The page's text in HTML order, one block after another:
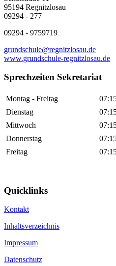
95194 Regnitzlosau
09294 - 277
09294 - 9759719
grundschule@regnitzlosau.de
www.grundschule-regnitzlosau.de
Sprechzeiten Sekretariat
Montag - Freitag
Dienstag
Mittwoch
Donnerstag
Freitag
Quicklinks
Kontakt
Inhaltsverzeichnis
Impressum
Datenschutz